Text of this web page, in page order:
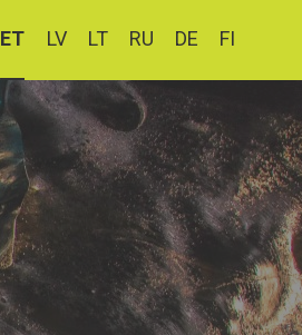
ET LV LT RU DE FI